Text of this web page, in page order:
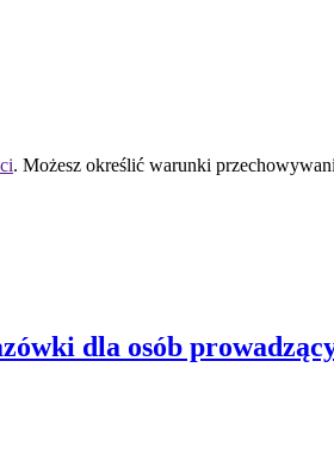
. Możesz określić warunki
dla osób